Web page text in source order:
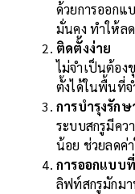
ด้วยการออกแ
มั่นคง ทำให้ล
ติดตั้งง่าย
ไม่จำเป็นต้อง
ตั้งได้ในพื้นที่
การบำรุงรักษ
ระบบสกรูมีคว
น้อย ช่วยลดค่
การออกแบบ
ลิฟท์สกรูมักม